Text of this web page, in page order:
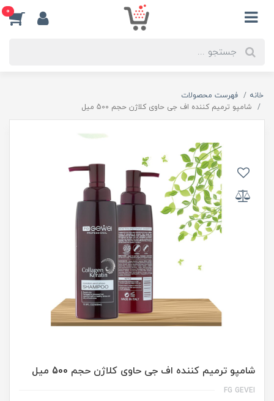
0
خانه
فهرست محصولات
شامپو ترمیم کننده اف جی حاوی کلاژن حجم 500 میل
شامپو ترمیم کننده اف جی حاوی کلاژن حجم 500 میل
FG GEVEI